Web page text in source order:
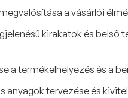
a vásárlói
kirakatok és belső
a termékelhelyezés és a
tervezése és